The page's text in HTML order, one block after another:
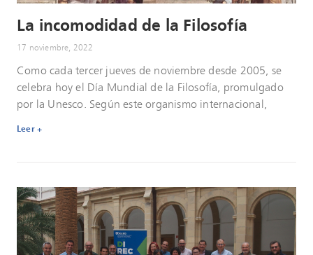
La incomodidad de la Filosofía
17 noviembre, 2022
Como cada tercer jueves de noviembre desde 2005, se
celebra hoy el Día Mundial de la Filosofía, promulgado
por la Unesco. Según este organismo internacional,
Leer +